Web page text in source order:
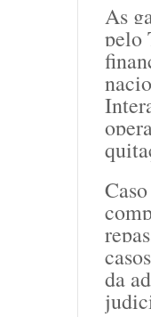
As
pelo
da